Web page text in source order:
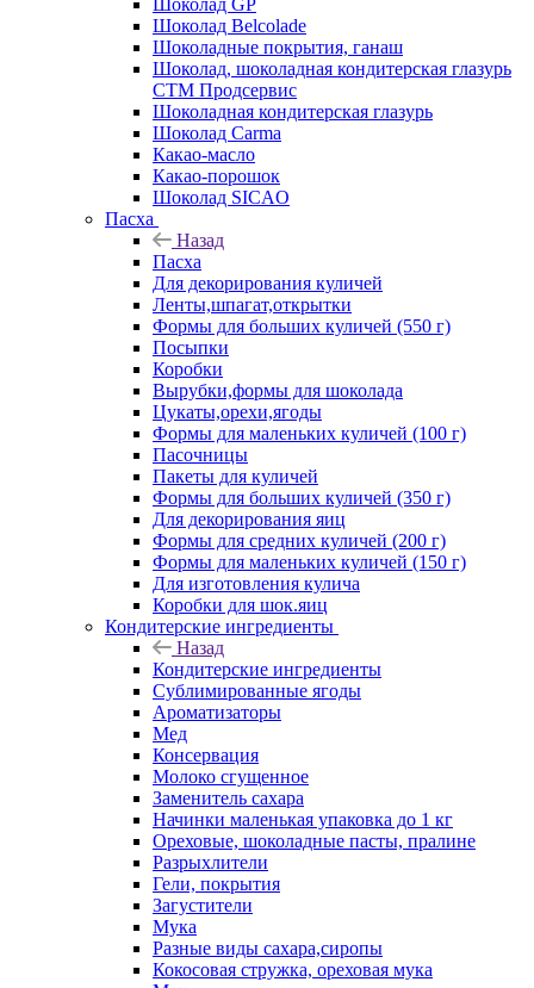
Шоколад GP
Шоколад Belcolade
Шоколадные покрытия, ганаш
Шоколад, шоколадная кондитерская глазурь
СТМ Продсервис
Шоколадная кондитерская глазурь
Шоколад Carma
Какао-масло
Какао-порошок
Шоколад SICAO
Пасха
Назад
Пасха
Для декорирования куличей
Ленты,шпагат,открытки
Формы для больших куличей (550 г)
Посыпки
Коробки
Вырубки,формы для шоколада
Цукаты,орехи,ягоды
Формы для маленьких куличей (100 г)
Пасочницы
Пакеты для куличей
Формы для больших куличей (350 г)
Для декорирования яиц
Формы для средних куличей (200 г)
Формы для маленьких куличей (150 г)
Для изготовления кулича
Коробки для шок.яиц
Кондитерские ингредиенты
Назад
Кондитерские ингредиенты
Сублимированные ягоды
Ароматизаторы
Мед
Консервация
Молоко сгущенное
Заменитель сахара
Начинки маленькая упаковка до 1 кг
Ореховые, шоколадные пасты, пралине
Разрыхлители
Гели, покрытия
Загустители
Мука
Разные виды сахара,сиропы
Кокосовая стружка, ореховая мука